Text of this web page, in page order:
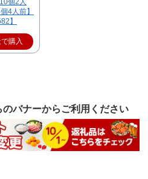
4人前】
】
購入
バナーからご利用ください